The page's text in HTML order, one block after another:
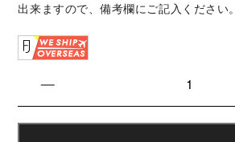
出来ますので、備考欄にご記入ください。